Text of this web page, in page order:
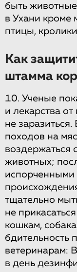
быть
в Ухани кроме
птицы,
Как
штамма
10. Ученые
и лекарства
не
походов на
воздержаться
животных;
испорченными
тщательно
не
кошкам,
бдительность
ветеринарам:
в день